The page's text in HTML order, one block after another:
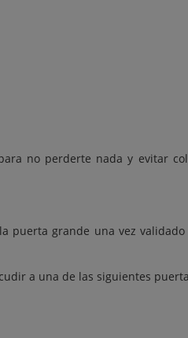
no perderte nada y evitar
grande una vez
a una de las siguientes